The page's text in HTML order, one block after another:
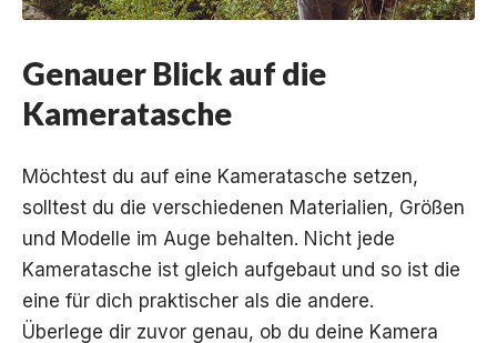
Genauer Blick auf die
Kameratasche
Möchtest du auf eine Kameratasche setzen,
solltest du die verschiedenen Materialien, Größen
und Modelle im Auge behalten. Nicht jede
Kameratasche ist gleich aufgebaut und so ist die
eine für dich praktischer als die andere.
Überlege dir zuvor genau, ob du deine Kamera